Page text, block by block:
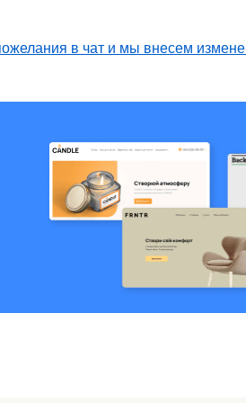
в чат и мы внесем